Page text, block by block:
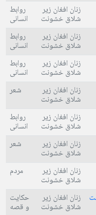
زنان افغان زير
شلاق خشونت
روابط
انسانی
زنان افغان زير
شلاق خشونت
روابط
انسانی
زنان افغان زير
شلاق خشونت
روابط
انسانی
زنان افغان زير
شلاق خشونت
شعر
زنان افغان زير
شلاق خشونت
روابط
انسانی
زنان افغان زير
شلاق خشونت
شعر
زنان افغان زير
شلاق خشونت
مردم
زنان افغان زير
شلاق خشونت
حکایت
و قصه